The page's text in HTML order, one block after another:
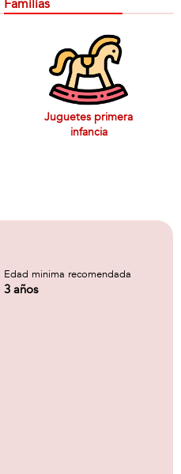
Familias
Juguetes primera
infancia
Edad minima recomendada
3 años